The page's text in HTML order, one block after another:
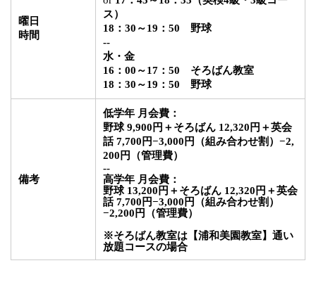
曜日
時間
ス）
18：30～19：50 野球
--
水・金
16：00～17：50 そろばん教室
18：30～19：50 野球
備考
低学年 月会費 ：
野球 9,900円 ＋そろばん 12,320円 ＋英会
話 7,700円−3,000円（組み合わせ割） −2,
200円（管理費）
--
高学年 月会費 ：
野球 13,200円 ＋そろばん 12,320円 ＋英会
話 7,700円−3,000円（組み合わせ割）
−2,200円（管理費）
※そろばん教室は【浦和美園教室】通い
放題コースの場合